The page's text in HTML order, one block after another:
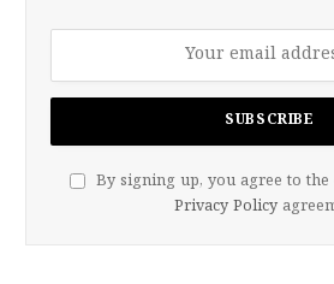
By signing up, you agree to
Privacy Policy